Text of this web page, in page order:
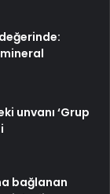
unvanı ‘Grup
bağlanan